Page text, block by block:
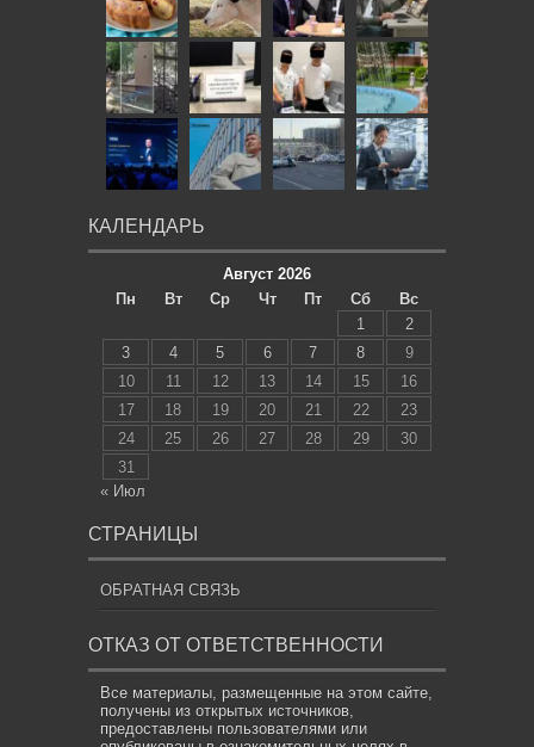
КАЛЕНДАРЬ
Август 2026
Пн
Вт Ср Чт Пт Сб
Вс
1
2
3
4 5 6 7 8
9
10
11 12 13 14 15
16
17
18 19 20 21 22
23
24
25 26 27 28 29
30
31
« Июл
СТРАНИЦЫ
ОБРАТНАЯ СВЯЗЬ
ОТКАЗ ОТ ОТВЕТСТВЕННОСТИ
Все материалы, размещенные на этом сайте,
получены из открытых источников,
предоставлены пользователями или